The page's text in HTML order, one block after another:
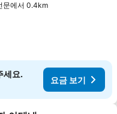
문에서 0.4km
세요.
요금 보기